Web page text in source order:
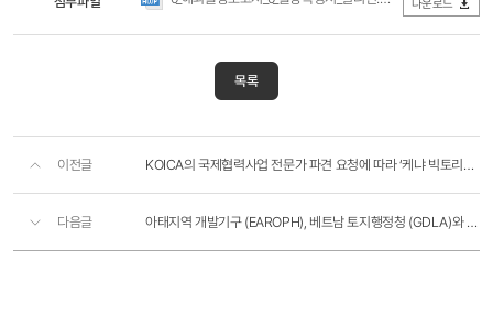
목록
이전글 KOICA의 국제협력사업 전문가 파견 요청에 따라 ‘케냐 빅토리아 호수지역 개발 마스터플랜 수립사업’의 추..
다음글 아태지역 개발기구 (EAROPH), 베트남 토지행정청 (GDLA)와 상호협력강화를 위한 MoU 체결